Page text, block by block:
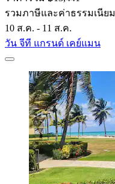
รวมภาษีและค่าธรรมเนียม
10 ส.ค. - 11 ส.ค.
วัน จีที แกรนด์ เคย์แมน